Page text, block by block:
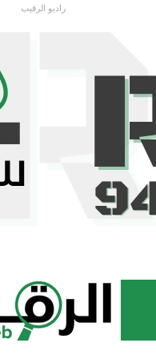
راديو الرقيب